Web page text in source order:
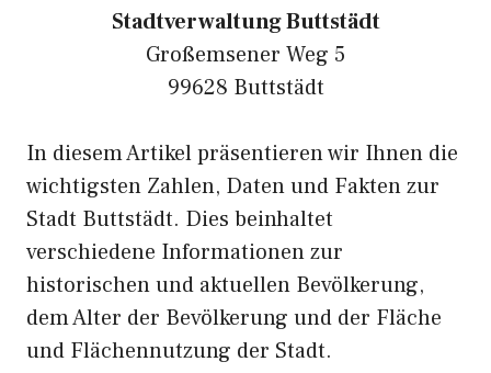
Stadtverwaltung Buttstädt
Großemsener Weg 5
99628 Buttstädt
In diesem Artikel präsentieren wir Ihnen die
wichtigsten Zahlen, Daten und Fakten zur
Stadt Buttstädt. Dies beinhaltet
verschiedene Informationen zur
historischen und aktuellen Bevölkerung,
dem Alter der Bevölkerung und der Fläche
und Flächennutzung der Stadt.